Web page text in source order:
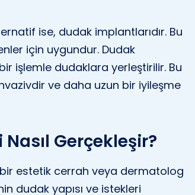
ise, dudak implantlarıdır. Bu
için uygundur. Dudak
işlemle dudaklara yerleştirilir. Bu
ve daha uzun bir iyileşme
Gerçekleşir?
estetik cerrah veya dermatolog
dudak yapısı ve istekleri